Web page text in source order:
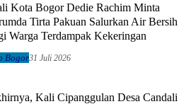
Kota Bogor Dedie Rachim Minta
Tirta Pakuan Salurkan Air Bersih
Warga Terdampak Kekeringan
Bogor31 Juli 2026
Kali Cipanggulan Desa Candali